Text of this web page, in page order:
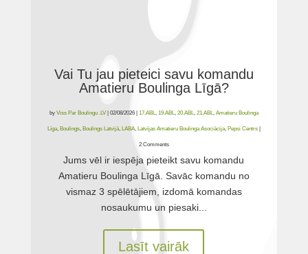
Vai Tu jau pieteici savu komandu
Amatieru Boulinga Līgā?
by Viss Par Boulingu .LV| 02/08/2026| 17.ABL 19.ABL 20.ABL 21.ABL Amatieru Boulinga
Līga, Boulings, Boulings Latvijā, LABA, Latvijas Amatieru Boulinga Asociācija, Pepsi Centrs|
2 Comments
Jums vēl ir iespēja pieteikt savu komandu
Amatieru Boulinga Līgā. Savāc komandu no
vismaz 3 spēlētājiem, izdomā komandas
nosaukumu un piesaki...
Lasīt vairāk